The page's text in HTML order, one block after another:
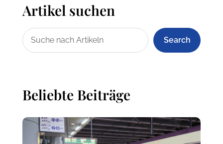
Artikel suchen
Search
Beliebte Beiträge